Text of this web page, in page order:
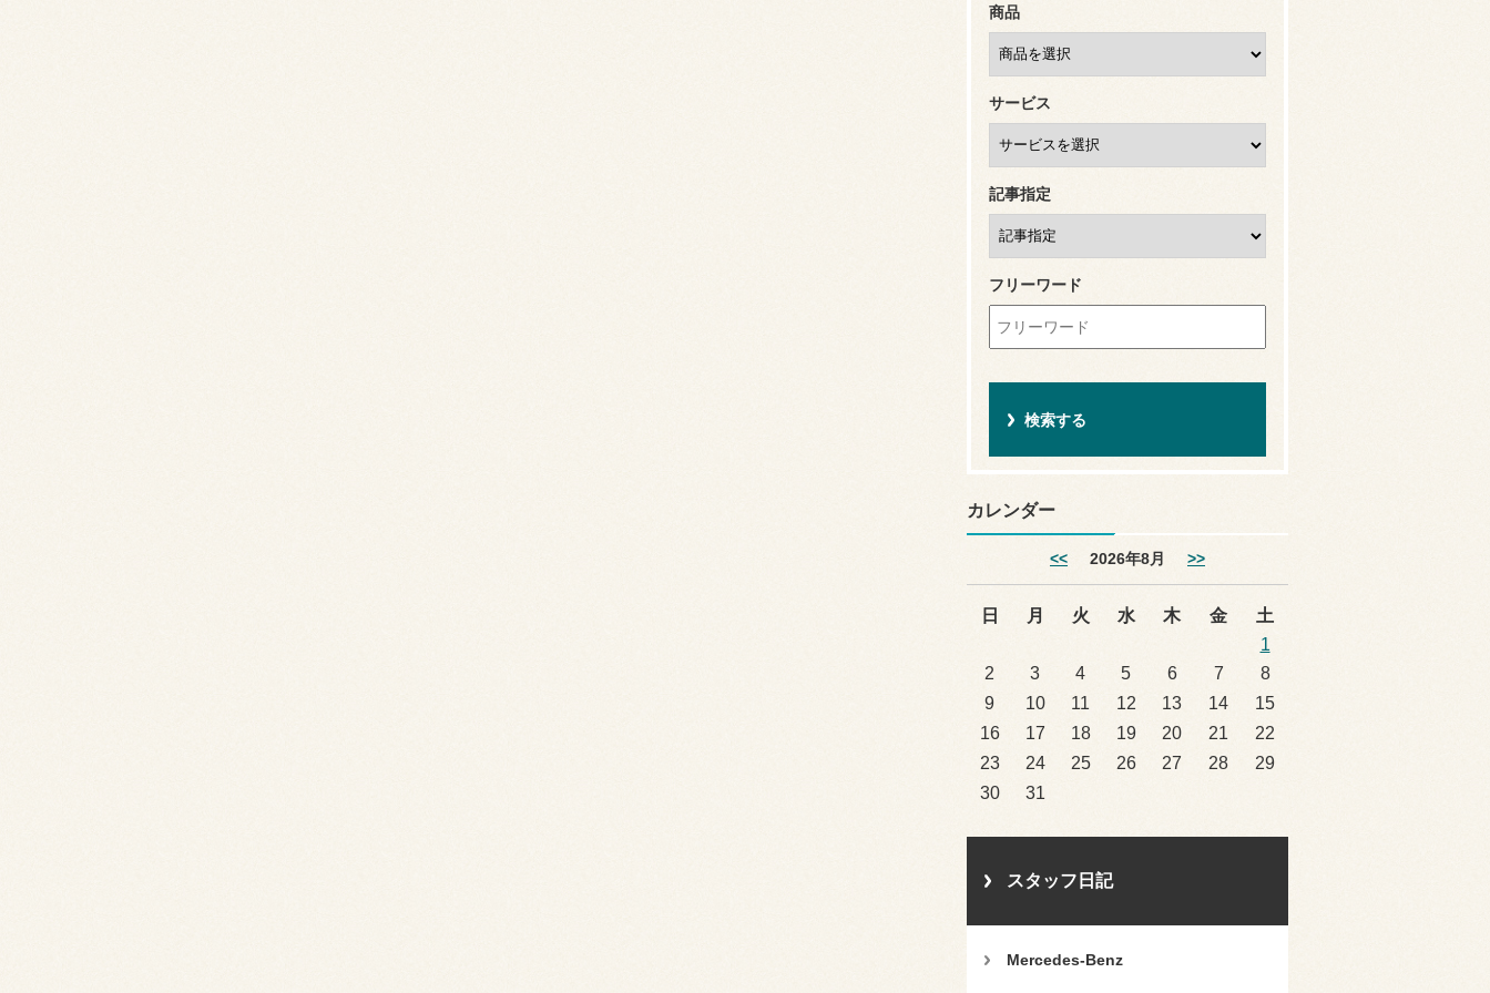
商品
サービス
記事指定
フリーワード
カレンダー
<< 2026年8月 >>
日 月 火 水 木 金
土
1
2
3 4 5 6 7
8
9
10 11 12 13 14
15
16
17 18 19 20 21
22
23
24 25 26 27 28
29
30
31
スタッフ日記
Mercedes-Benz